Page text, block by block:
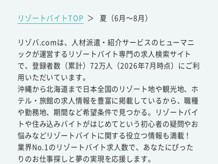
リゾートバイトTOP ＞ 夏（6月～8月）
リゾバ.comは、人材派遣・紹介サービスのヒューマニ
ックが運営するリゾートバイト専門の求人検索サイト
で、登録者数（累計）72万人（2026年7月時点）にご利
用いただいています。
沖縄から北海道まで日本全国のリゾート地や観光地、ホ
テル・旅館の求人情報を豊富に掲載しているから、職種
や勤務地、期間など希望条件で見つかる。リゾートバイ
トや住み込みバイトがはじめてという初心者の疑問やお
悩みなどリゾートバイトに関する役立つ情報も満載！
業界No.1のリゾートバイト求人数で、あなたにぴった
りのお仕事探しと夢の実現を応援します。